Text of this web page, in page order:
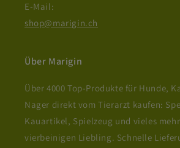
E-Mail:
shop@marigin.ch
Über Marigin
Über 4000 Top-Produkte für Hunde,
Nager direkt vom Tierarzt kaufen:
Kauartikel, Spielzeug und vieles
vierbeinigen Liebling. Schnelle